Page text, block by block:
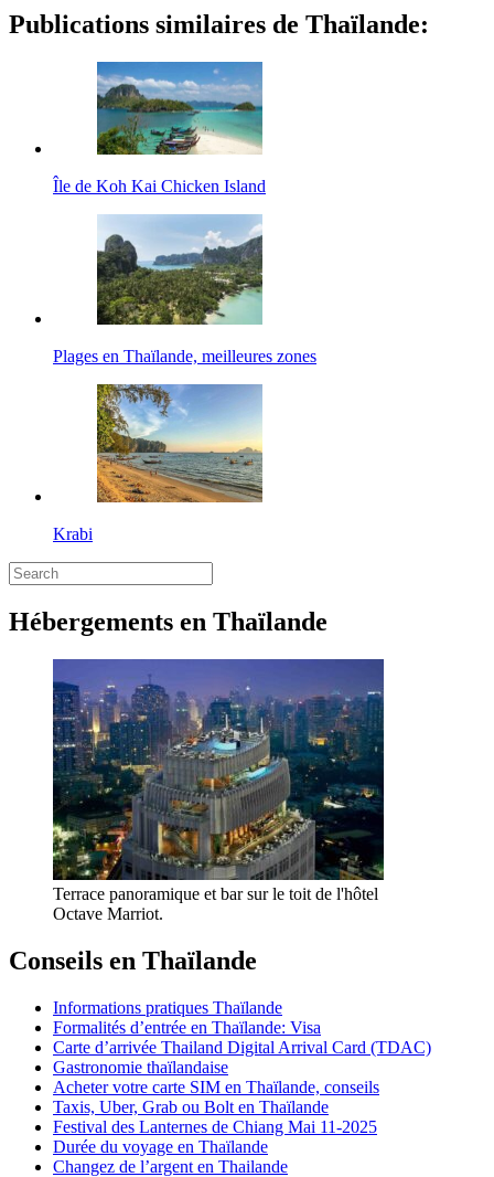
Publications similaires de Thaïlande:
Île de Koh Kai Chicken Island
Plages en Thaïlande, meilleures zones
Krabi
Hébergements en Thaïlande
Terrace panoramique et bar sur le toit de l'hôtel
Octave Marriot.
Conseils en Thaïlande
Informations pratiques Thaïlande
Formalités d’entrée en Thaïlande: Visa
Carte d’arrivée Thailand Digital Arrival Card (TDAC)
Gastronomie thaïlandaise
Acheter votre carte SIM en Thaïlande, conseils
Taxis, Uber, Grab ou Bolt en Thaïlande
Festival des Lanternes de Chiang Mai 11-2025
Durée du voyage en Thaïlande
Changez de l’argent en Thailande